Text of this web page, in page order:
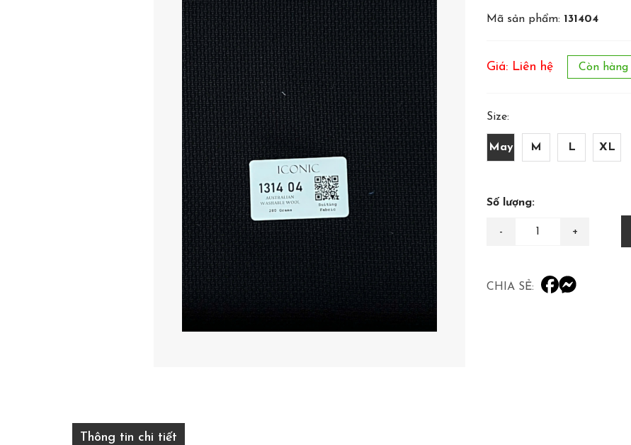
Mã sản phẩm: 131404
Giá: Liên hệ Còn hàng
Size:
May M L XL
Số lượng:
CHIA SẺ:
Thông tin chi tiết